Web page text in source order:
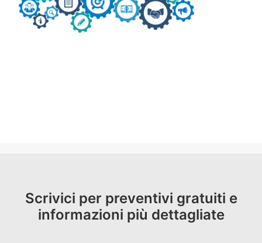
RICERCA
Scrivici per preventivi gratuiti e
informazioni più dettagliate